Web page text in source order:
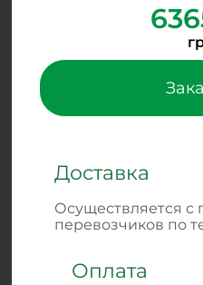
Доставка
Осуществляется
перевозчиков по
Оплата